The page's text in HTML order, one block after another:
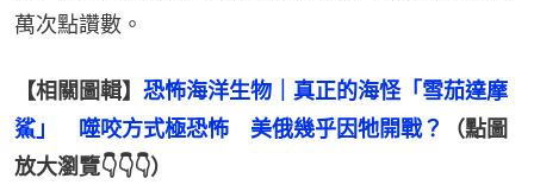
萬次點讚數。
【相關圖輯】 恐怖海洋生物｜真正的海怪「雪茄達摩
鯊」　噬咬方式極恐怖　美俄幾乎因牠開戰？
（點圖
放大瀏覽👇👇👇）